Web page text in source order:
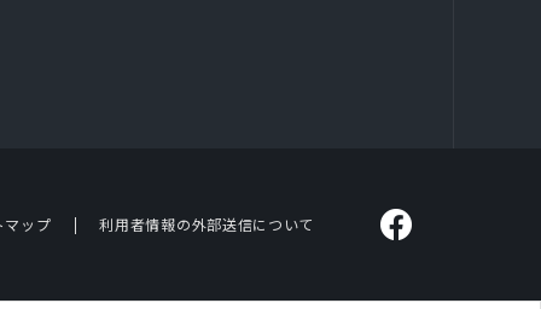
マップ 利用者情報の外部送信について